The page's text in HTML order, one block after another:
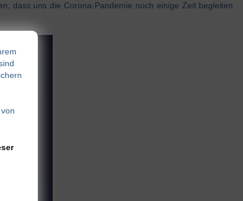
dass uns die Corona-Pandemie noch einige Zeit begleiten